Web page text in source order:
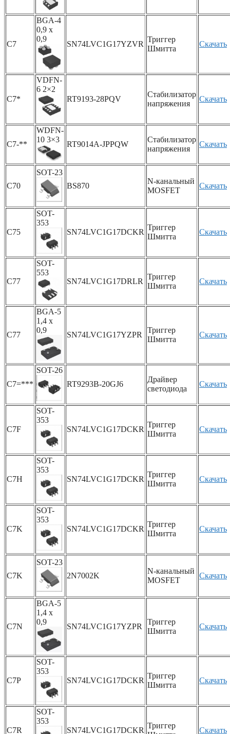
C7
BGA-4
0,9 x
0,9
SN74LVC1G17YZVR
Триггер
Шмитта
Скачать
C7*
VDFN-
6 2×2
RT9193-28PQV
Стабилизатор
напряжения
Скачать
C7-**
WDFN-
10 3×3
RT9014A-JPPQW
Стабилизатор
напряжения
Скачать
C70
SOT-23
BS870
N-канальный
MOSFET
Скачать
C75
SOT-
353
SN74LVC1G17DCKR
Триггер
Шмитта
Скачать
C77
SOT-
553
SN74LVC1G17DRLR
Триггер
Шмитта
Скачать
C77
BGA-5
1,4 x
0,9
SN74LVC1G17YZPR
Триггер
Шмитта
Скачать
C7=***
SOT-26
RT9293B-20GJ6
Драйвер
светодиода
Скачать
C7F
SOT-
353
SN74LVC1G17DCKR
Триггер
Шмитта
Скачать
C7H
SOT-
353
SN74LVC1G17DCKR
Триггер
Шмитта
Скачать
C7K
SOT-
353
SN74LVC1G17DCKR
Триггер
Шмитта
Скачать
C7K
SOT-23
2N7002K
N-канальный
MOSFET
Скачать
C7N
BGA-5
1,4 x
0,9
SN74LVC1G17YZPR
Триггер
Шмитта
Скачать
C7P
SOT-
353
SN74LVC1G17DCKR
Триггер
Шмитта
Скачать
C7R
SOT-
353
SN74LVC1G17DCKR
Триггер
Скачать